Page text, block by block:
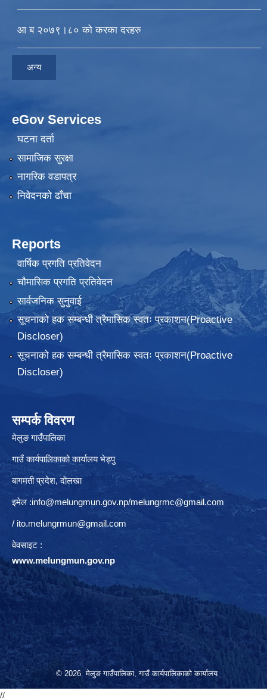
आ ब २०७९।८० को करका दरहरु
अन्य
eGov Services
घटना दर्ता
सामाजिक सुरक्षा
नागरिक वडापत्र
निवेदनकाे ढाँचा
Reports
वार्षिक प्रगति प्रतिवेदन
चौमासिक प्रगति प्रतिवेदन
सार्वजनिक सुनुवाई
सूचनाको हक सम्बन्धी त्रैमासिक स्वतः प्रकाशन(Proactive
Discloser)
सूचनाको हक सम्बन्धी त्रैमासिक स्वतः प्रकाशन(Proactive
Discloser)
सम्पर्क विवरण
मेलुङ गाउँपालिका
गाउँ कार्यपालिकाको कार्यालय भेड्पु
बागमती प्रदेश, दाेलखा
इमेल :info@melungmun.gov.np/melungrmc@gmail.com
/ ito.melungrmun@gmail.com
वेवसाइट :
www.melungmun.gov.np
© 2026 मेलुङ गाउँपालिका, गाउँ कार्यपालिकाको कार्यालय
//